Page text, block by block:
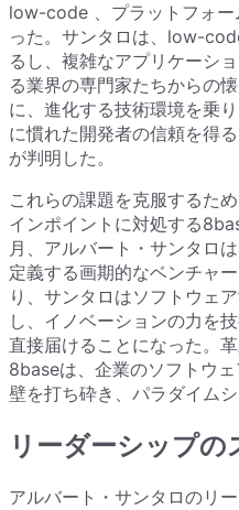
low-code 、プラットフォー
った。サンタロは、low-
るし、複雑なアプリケーシ
る業界の専門家たちからの
に、進化する技術環境を乗
に慣れた開発者の信頼を得
が判明した。
これらの課題を克服するた
インポイントに対処する
月、アルバート・サンタロ
定義する画期的なベンチャ
り、サンタロはソフトウェ
し、イノベーションの力を
直接届けることになった。
8baseは、企業のソフトウ
壁を打ち砕き、パラダイム
リーダーシップ
アルバート・サンタロのリ